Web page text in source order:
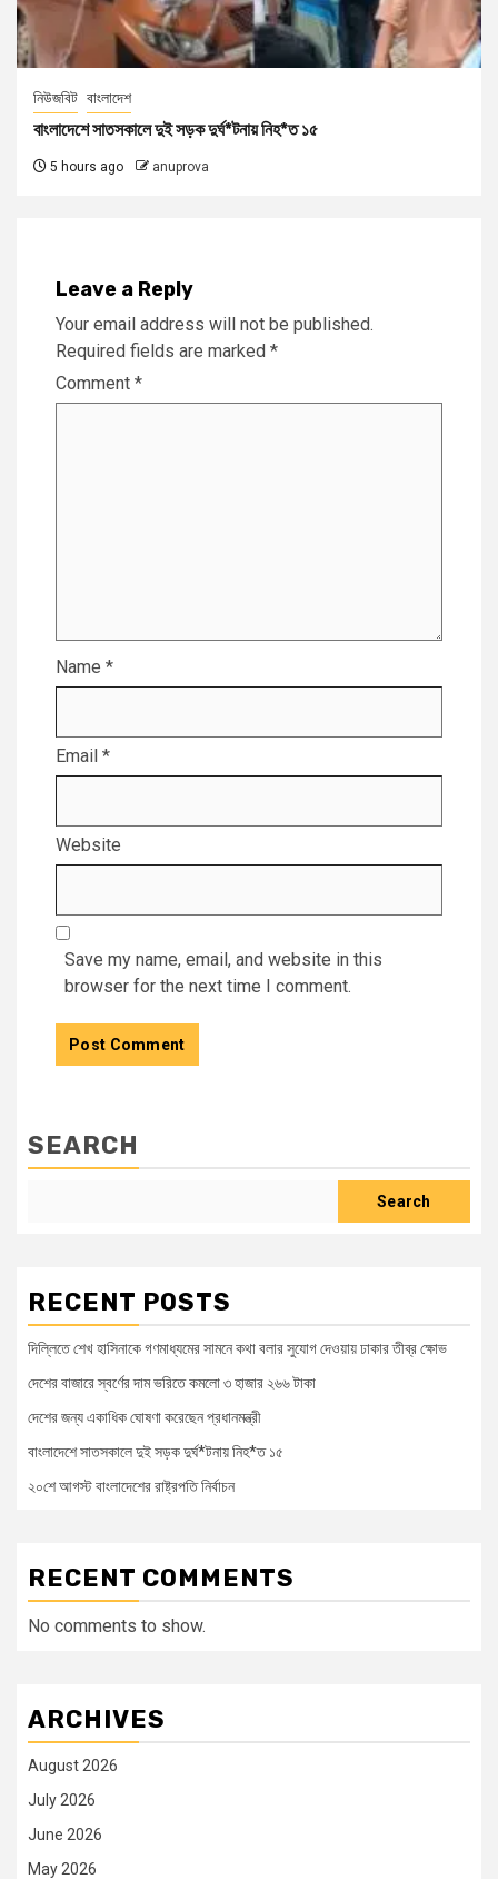
নিউজবিট বাংলাদেশ
বাংলাদেশে সাতসকালে দুই সড়ক দুর্ঘ*টনায় নিহ*ত ১৫
5 hours ago anuprova
Leave a Reply
Your email address will not be published.
Required fields are marked *
Comment *
Name *
Email *
Website
Save my name, email, and website in this
browser for the next time I comment.
SEARCH
Search
RECENT POSTS
দিল্লিতে শেখ হাসিনাকে গণমাধ্যমের সামনে কথা বলার সুযোগ দেওয়ায় ঢাকার তীব্র ক্ষোভ
দেশের বাজারে স্বর্ণের দাম ভরিতে কমলো ৩ হাজার ২৬৬ টাকা
দেশের জন্য একাধিক ঘোষণা করেছেন প্রধানমন্ত্রী
বাংলাদেশে সাতসকালে দুই সড়ক দুর্ঘ*টনায় নিহ*ত ১৫
২০শে আগস্ট বাংলাদেশের রাষ্ট্রপতি নির্বাচন
RECENT COMMENTS
No comments to show.
ARCHIVES
August 2026
July 2026
June 2026
May 2026